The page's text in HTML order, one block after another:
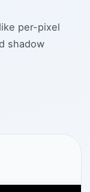
per-pixel
shadow